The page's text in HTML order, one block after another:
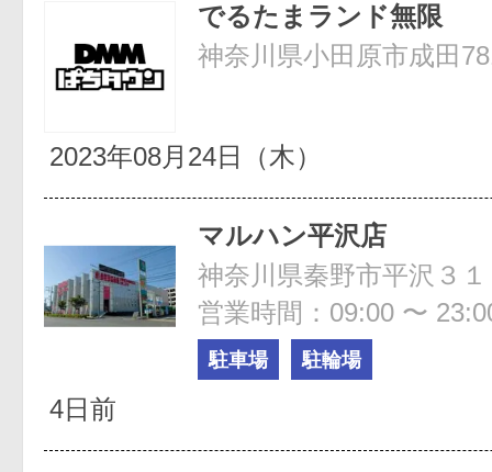
でるたまランド無限
神奈川県小田原市成田
2023年08月24日（木）
マルハン平沢店
神奈川県秦野市平沢３
営業時間：09:00 〜
駐車場 駐輪場
4日前